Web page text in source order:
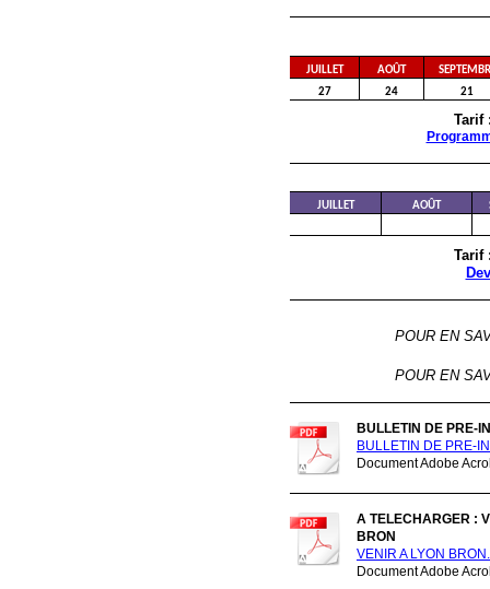
JUILLET AOÛT
27
24 21
Tarif
JUILLET AOÛT
Tarif
POUR EN
POUR EN
BULLETIN DE PRE-
BULLETIN DE PRE-
Document Adobe
A TELECHARGER :
BRON
VENIR A LYON
Document Adobe